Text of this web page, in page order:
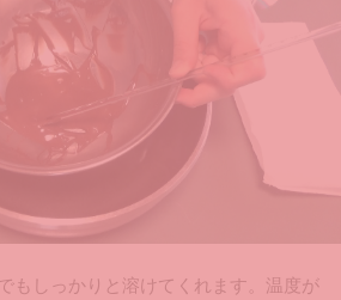
もしっかりと溶けてくれます。温度が